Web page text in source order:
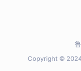
Copyright ©